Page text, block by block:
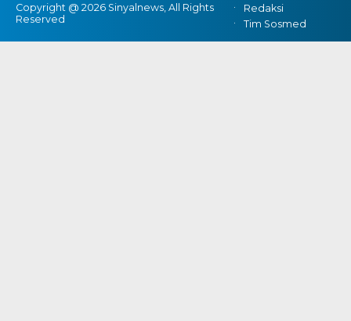
Copyright @ 2026 Sinyalnews, All Rights
Reserved
Redaksi
Tim Sosmed